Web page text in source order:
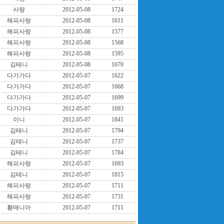
사랑
2012-05-08
1724
해피사랑
2012-05-08
1611
해피사랑
2012-05-08
1577
해피사랑
2012-05-08
1568
해피사랑
2012-05-08
1595
김테니
2012-05-08
1670
다가가다
2012-05-07
1622
다가가다
2012-05-07
1668
다가가다
2012-05-07
1699
다가가다
2012-05-07
1693
이니
2012-05-07
1841
김테니
2012-05-07
1794
김테니
2012-05-07
1737
김테니
2012-05-07
1784
해피사랑
2012-05-07
1693
김테니
2012-05-07
1815
해피사랑
2012-05-07
1711
해피사랑
2012-05-07
1731
황매니아
2012-05-07 1711